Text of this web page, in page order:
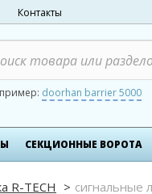
Контакты
doorhan barrier 5000
СЕКЦИОННЫЕ ВОРОТА
R-TECH сигнальные